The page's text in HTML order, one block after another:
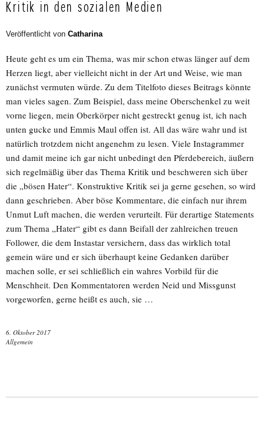
Kritik in den sozialen Medien
Veröffentlicht von Catharina
Heute geht es um ein Thema, was mir schon etwas länger auf dem
Herzen liegt, aber vielleicht nicht in der Art und Weise, wie man
zunächst vermuten würde. Zu dem Titelfoto dieses Beitrags könnte
man vieles sagen. Zum Beispiel, dass meine Oberschenkel zu weit
vorne liegen, mein Oberkörper nicht gestreckt genug ist, ich nach
unten gucke und Emmis Maul offen ist. All das wäre wahr und ist
natürlich trotzdem nicht angenehm zu lesen. Viele Instagrammer
und damit meine ich gar nicht unbedingt den Pferdebereich, äußern
sich regelmäßig über das Thema Kritik und beschweren sich über
die „bösen Hater“. Konstruktive Kritik sei ja gerne gesehen, so wird
dann geschrieben. Aber böse Kommentare, die einfach nur ihrem
Unmut Luft machen, die werden verurteilt. Für derartige Statements
zum Thema „Hater“ gibt es dann Beifall der zahlreichen treuen
Follower, die dem Instastar versichern, dass das wirklich total
gemein wäre und er sich überhaupt keine Gedanken darüber
machen solle, er sei schließlich ein wahres Vorbild für die
Menschheit. Den Kommentatoren werden Neid und Missgunst
vorgeworfen, gerne heißt es auch, sie …
6. Oktober 2017
Allgemein